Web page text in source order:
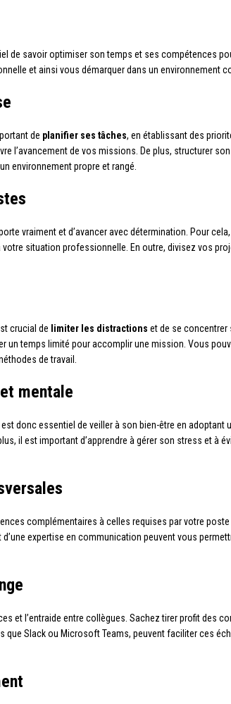
de savoir optimiser son temps et ses compétences
et ainsi vous démarquer dans un environnement
de planifier ses tâches, en établissant des
l’avancement de vos missions. De plus, structurer
environnement propre et rangé.
vraiment et d’avancer avec détermination. Pour
votre situation professionnelle. En outre, divisez vos
crucial de limiter les distractions et de se concentrer
un temps limité pour accomplir une mission. Vous
de travail.
mentale
donc essentiel de veiller à son bien-être en adoptant
il est important d’apprendre à gérer son stress et à
complémentaires à celles requises par votre poste
expertise en communication peuvent vous
et l’entraide entre collègues. Sachez tirer profit des
Slack ou Microsoft Teams, peuvent faciliter ces